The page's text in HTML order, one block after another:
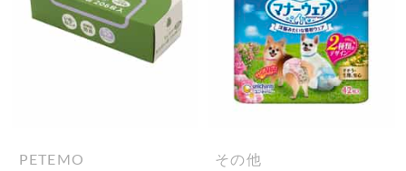
PETEMO
その他